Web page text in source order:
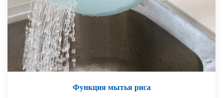
Функция мытья риса